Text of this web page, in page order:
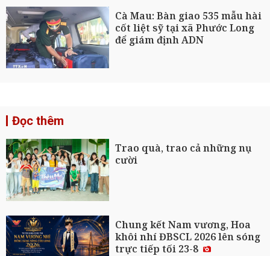
Cà Mau: Bàn giao 535 mẫu hài
cốt liệt sỹ tại xã Phước Long
để giám định ADN
Đọc thêm
Trao quà, trao cả những nụ
cười
Chung kết Nam vương, Hoa
khôi nhí ĐBSCL 2026 lên sóng
trực tiếp tối 23-8